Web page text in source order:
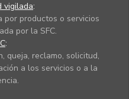
vigilada:
por productos o servicios
por la SFC.
:
queja, reclamo, solicitud,
a los servicios o a la